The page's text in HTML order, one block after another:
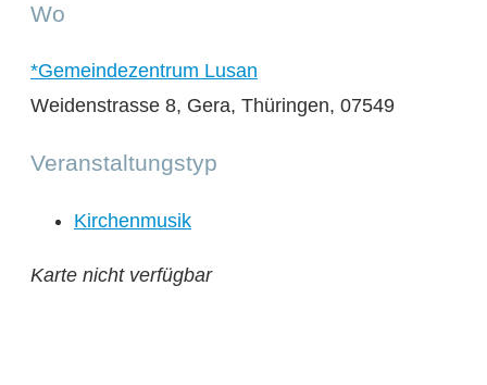
Wo
*Gemeindezentrum Lusan
Weidenstrasse 8, Gera, Thüringen, 07549
Veranstaltungstyp
Kirchenmusik
Karte nicht verfügbar